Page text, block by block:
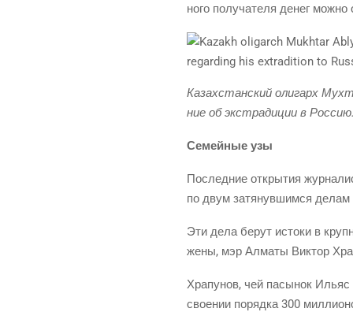
но­го полу­ча­те­ля денег мож­но
Казах­стан­ский оли­гарх
ние об экс­тра­ди­ции в
Семей­ные узы
Послед­ние откры­тия
по двум затя­нув­шим­ся
Эти дела берут исто­ки в
жены, мэр Алма­ты Вик­тор
Хра­пу­нов, чей пасы­нок
сво­е­нии поряд­ка 300